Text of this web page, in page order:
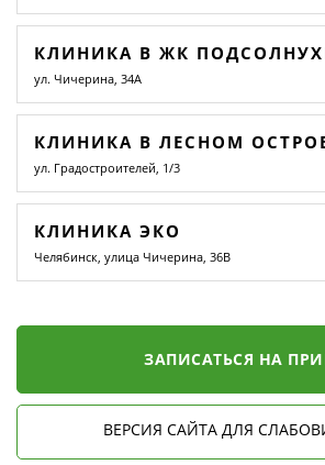
КЛИНИКА В ЖК
ул. Чичерина, 34А
КЛИНИКА В ЛЕСНОМ
ул. Градостроителей, 1/3
КЛИНИКА ЭКО
Челябинск, улица Чичерина, 36В
ЗАПИСАТЬСЯ НА
ВЕРСИЯ САЙТА ДЛЯ